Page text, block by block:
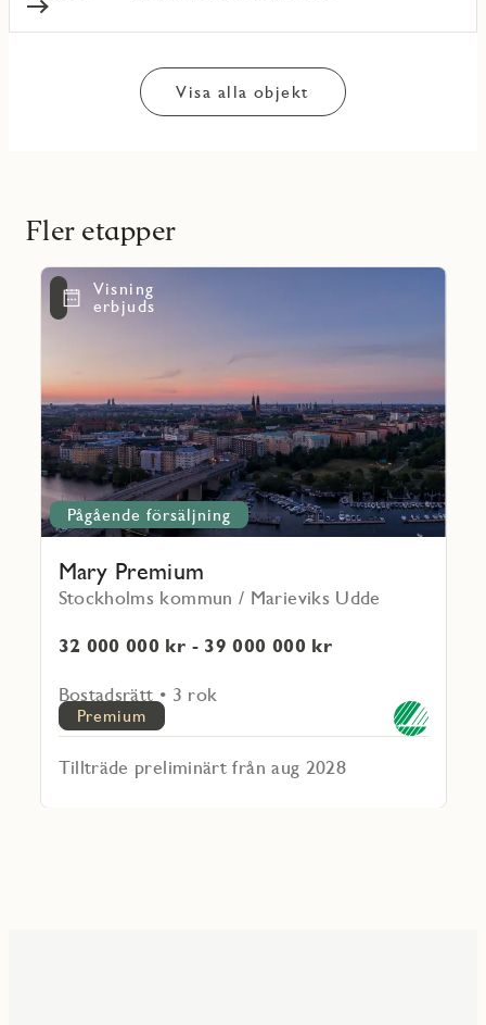
Visa alla objekt
Fler etapper
Pågående försäljning
Mary Premium
Stockholms kommun / Marieviks Udde
32 000 000 kr - 39 000 000 kr
Bostadsrätt • 3 rok
Premium
Tillträde preliminärt från aug 2028
Visning
erbjuds
Läs
mer
om